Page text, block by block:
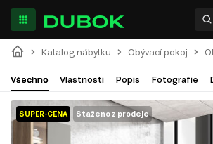
Katalog nábytku Obývací pokoj
Všechno Vlastnosti Popis Fotografie
SUPER-CENA Staženo z prodeje